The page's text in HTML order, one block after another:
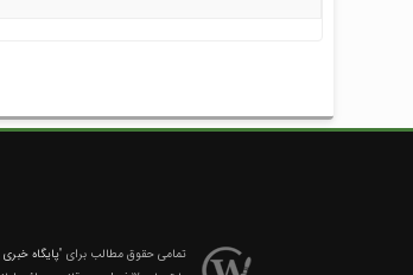
تمامی حقوق مطالب برای "پایگاه